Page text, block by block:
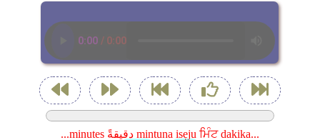
...minutes دقيقةً mintuna isẹju ਮਿੰਟ dakika...